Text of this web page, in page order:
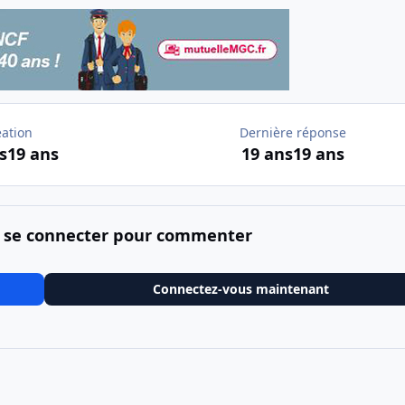
19 ans
Dernière réponse
19 ans19 ans
connecter pour commenter
Connectez-vous maintenant